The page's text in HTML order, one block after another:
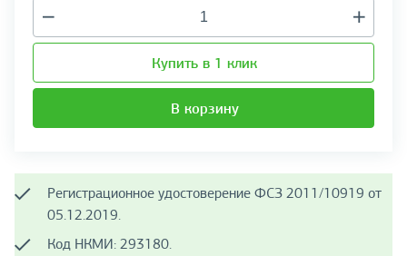
Купить в 1 клик
В корзину
Регистрационное удостоверение ФСЗ 2011/10919 от
05.12.2019.
Код НКМИ: 293180.